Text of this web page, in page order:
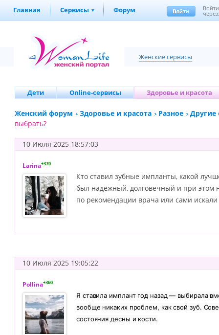
Главная Сервисы Форум Войти
Женские сервисы
Дети Online-сервисы Здоровье и красота
Женский форум Здоровье и красота Разное
Другие
выбрать?
10 Июля 2025 18:57:03
Larina+370
Кто ставил зубные импланты, какой
был надёжный, долговечный и при этом
по рекомендации врача или сами
10 Июля 2025 19:05:22
Pollina+360
Я ставила имплант год назад — выбирала
вообще никаких проблем, как свой зуб.
состояния десны и кости.